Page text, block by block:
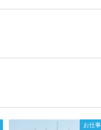
お仕事